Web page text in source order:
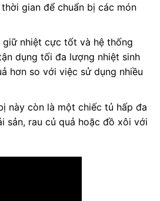
gian để chuẩn bị các món
nhiệt cực tốt và hệ thống
dụng tối đa lượng nhiệt sinh
hơn so với việc sử dụng nhiều
này còn là một chiếc tủ hấp đa
sản, rau củ quả hoặc đồ xôi với